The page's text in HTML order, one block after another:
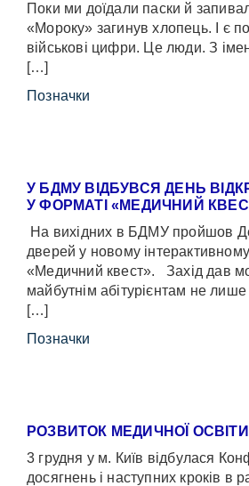
Поки ми доїдали паски й
«Мороку» загинув хлопець. І є
військові цифри. Це люди. З
[…]
Позначки
У БДМУ ВІДБУВСЯ ДЕНЬ
У ФОРМАТІ «МЕДИЧНИЙ
На вихідних в БДМУ пройшов
дверей у новому
«Медичний квест». Захід дав
майбутнім абітурієнтам не
[…]
Позначки
РОЗВИТОК МЕДИЧНОЇ ОСВІТИ
3 грудня у м. Київ відбулася
досягнень і наступних кроків в